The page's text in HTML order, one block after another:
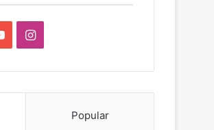
YouTubeInstagram
Popular